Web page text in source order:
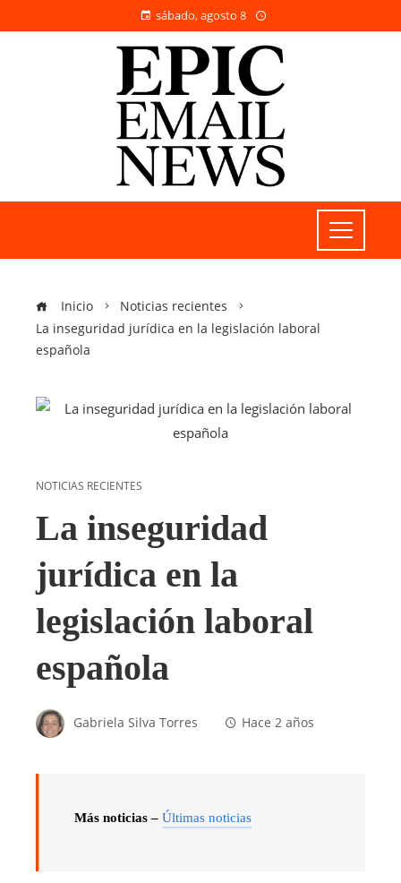
sábado, agosto 8
Inicio
Noticias recientes
La inseguridad jurídica en la legislación laboral
española
NOTICIAS RECIENTES
La inseguridad
jurídica en la
legislación laboral
española
Gabriela Silva Torres Hace 2 años
Más noticias – Últimas noticias